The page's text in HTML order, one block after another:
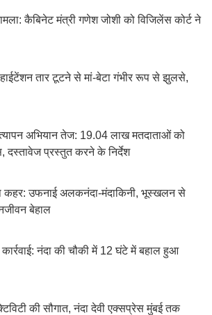
कैबिनेट मंत्री गणेश जोशी को विजिलेंस कोर्ट ने
हाईटेंशन तार टूटने से मां-बेटा गंभीर रूप से झुलसे,
अभियान तेज: 19.04 लाख मतदाताओं को
दस्तावेज प्रस्तुत करने के निर्देश
कहर: उफनाई अलकनंदा-मंदाकिनी, भूस्खलन से
बेहाल
कार्रवाई: नंदा की चौकी में 12 घंटे में बहाल हुआ
की सौगात, नंदा देवी एक्सप्रेस मुंबई तक